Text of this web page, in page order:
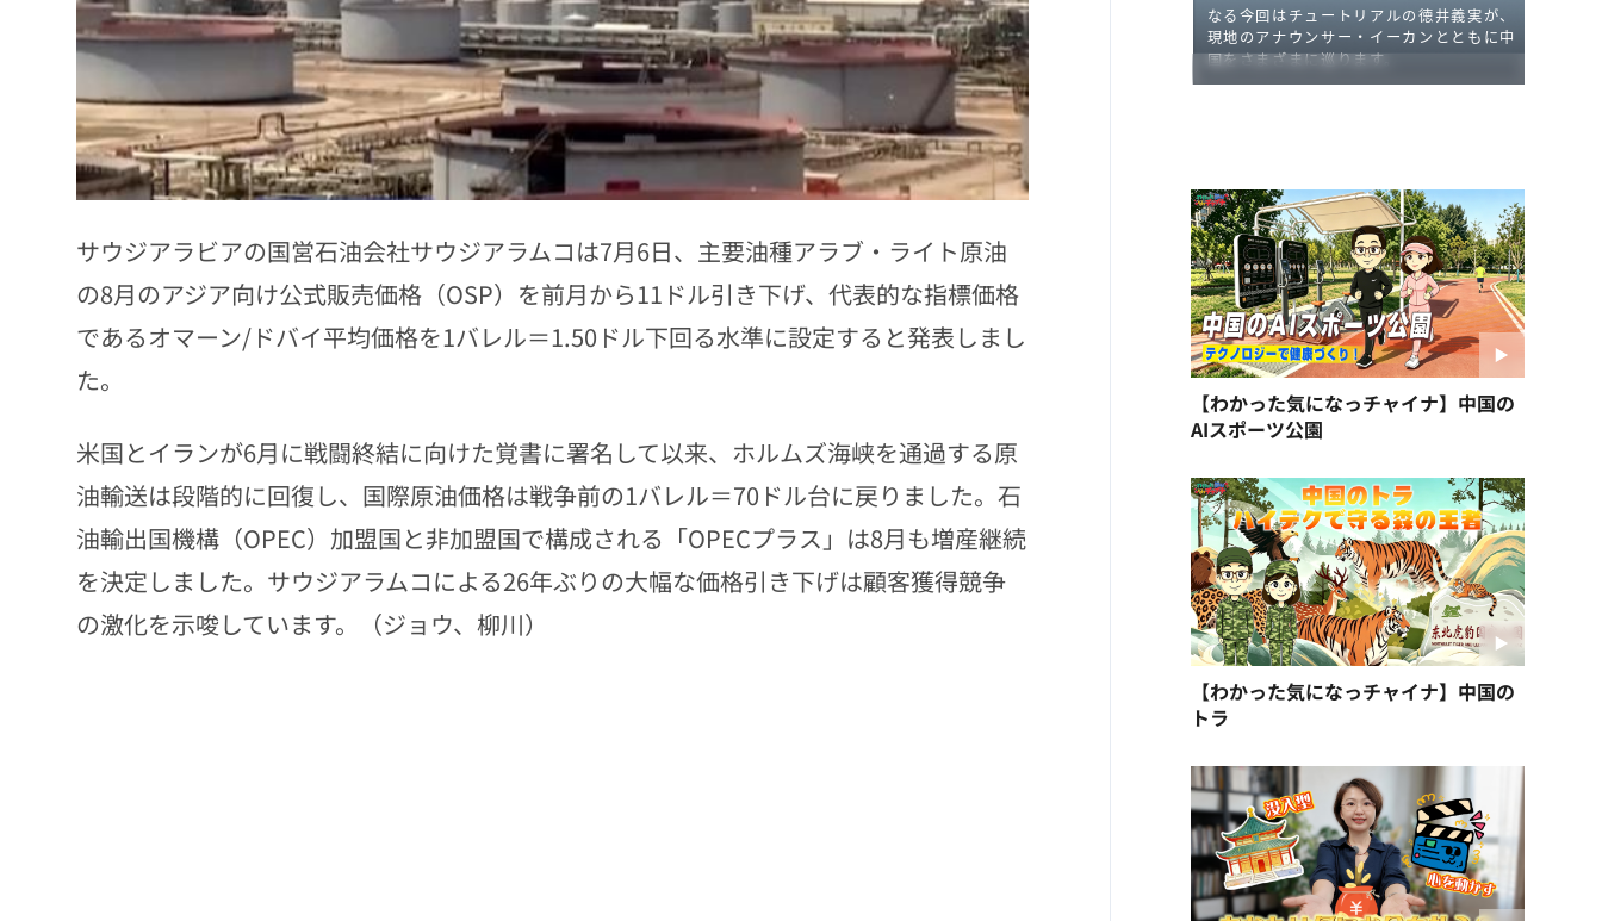
サウジアラビアの国営石油会社サウジアラムコは7月6日、主要油種アラブ・ライト原油
の8月のアジア向け公式販売価格（OSP）を前月から11ドル引き下げ、代表的な指標価格
であるオマーン/ドバイ平均価格を1バレル＝1.50ドル下回る水準に設定すると発表しまし
た。
米国とイランが6月に戦闘終結に向けた覚書に署名して以来、ホルムズ海峡を通過する原
油輸送は段階的に回復し、国際原油価格は戦争前の1バレル＝70ドル台に戻りました。石
油輸出国機構（OPEC）加盟国と非加盟国で構成される「OPECプラス」は8月も増産継続
を決定しました。サウジアラムコによる26年ぶりの大幅な価格引き下げは顧客獲得競争
の激化を示唆しています。（ジョウ、柳川）
【わかった気になっチャイナ】中国の
AIスポーツ公園
【わかった気になっチャイナ】中国の
トラ